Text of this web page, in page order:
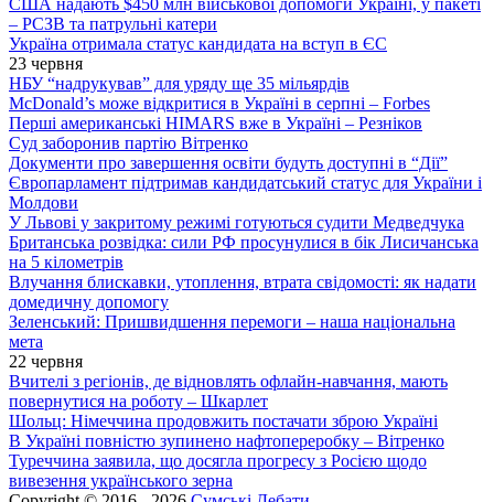
США надають $450 млн військової допомоги Україні, у пакеті
– РСЗВ та патрульні катери
Україна отримала статус кандидата на вступ в ЄС
23 червня
НБУ “надрукував” для уряду ще 35 мільярдів
McDonald’s може відкритися в Україні в серпні – Forbes
Перші американські HIMARS вже в Україні – Резніков
Суд заборонив партію Вітренко
Документи про завершення освіти будуть доступні в “Дії”
Європарламент підтримав кандидатський статус для України і
Молдови
У Львові у закритому режимі готуються судити Медведчука
Британська розвідка: сили РФ просунулися в бік Лисичанська
на 5 кілометрів
Влучання блискавки, утоплення, втрата свідомості: як надати
домедичну допомогу
Зеленський: Пришвидшення перемоги – наша національна
мета
22 червня
Вчителі з регіонів, де відновлять офлайн-навчання, мають
повернутися на роботу – Шкарлет
Шольц: Німеччина продовжить постачати зброю Україні
В Україні повністю зупинено нафтопереробку – Вітренко
Туреччина заявила, що досягла прогресу з Росією щодо
вивезення українського зерна